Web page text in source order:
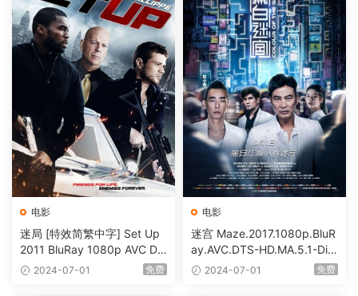
电影
迷局 [特效简繁中字] Set Up
2011 BluRay 1080p AVC DT
S-HD MA5.1-shhaclm@CHD
2024-07-01 免费
电影
迷宫 Maze.2017.1080p.BluR
ay.AVC.DTS-HD.MA.5.1-DiY
@HDHome [BDISO 19.7GB]
2024-07-01 免费